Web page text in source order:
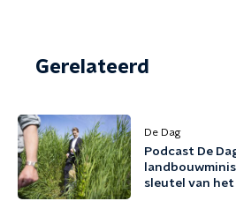
Gerelateerd
De Dag
Podcast De
sleutel van